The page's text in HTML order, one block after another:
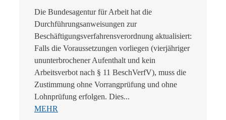
Die Bundesagentur für Arbeit hat die
Durchführungsanweisungen zur
Beschäftigungsverfahrensverordnung aktualisiert:
Falls die Voraussetzungen vorliegen (vierjähriger
ununterbrochener Aufenthalt und kein
Arbeitsverbot nach § 11 BeschVerfV), muss die
Zustimmung ohne Vorrangprüfung und ohne
Lohnprüfung erfolgen. Dies...
MEHR